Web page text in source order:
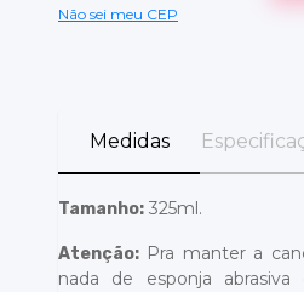
Não sei meu CEP
Medidas
Tamanho: 325ml.
Atenção: Pra manter a
nada de esponja abrasiva